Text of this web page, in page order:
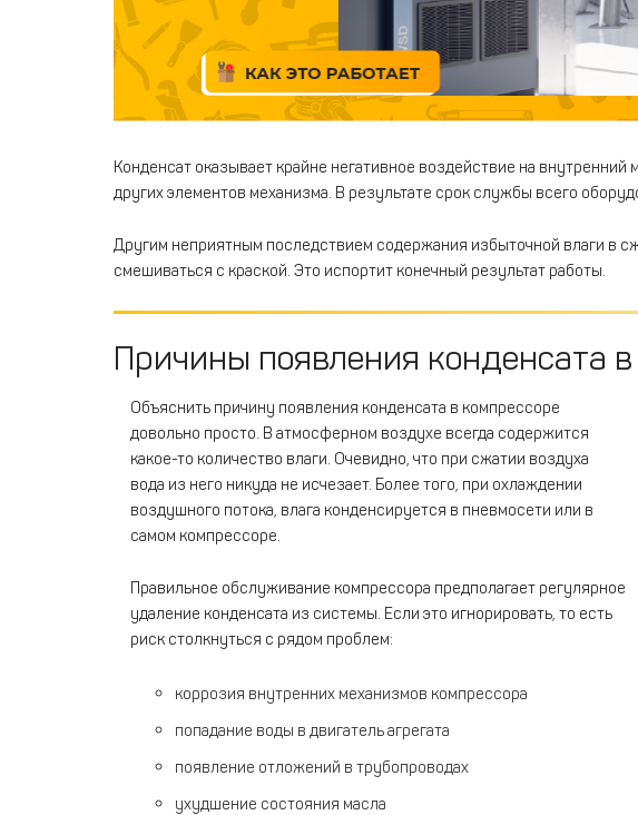
Конденсат оказывает крайне негативное воздействие на
других элементов механизма. В результате срок службы всего
Другим неприятным последствием содержания избыточной влаги в
смешиваться с краской. Это испортит конечный результат работы.
Причины появления конденсата
Объяснить причину появления конденсата в компрессоре
довольно просто. В атмосферном воздухе всегда содержится
какое-то количество влаги. Очевидно, что при сжатии воздуха
вода из него никуда не исчезает. Более того, при охлаждении
воздушного потока, влага конденсируется в пневмосети или в
самом компрессоре.
Правильное обслуживание компрессора предполагает регулярное
удаление конденсата из системы. Если это игнорировать, то есть
риск столкнуться с рядом проблем:
коррозия внутренних механизмов компрессора
попадание воды в двигатель агрегата
появление отложений в трубопроводах
ухудшение состояния масла